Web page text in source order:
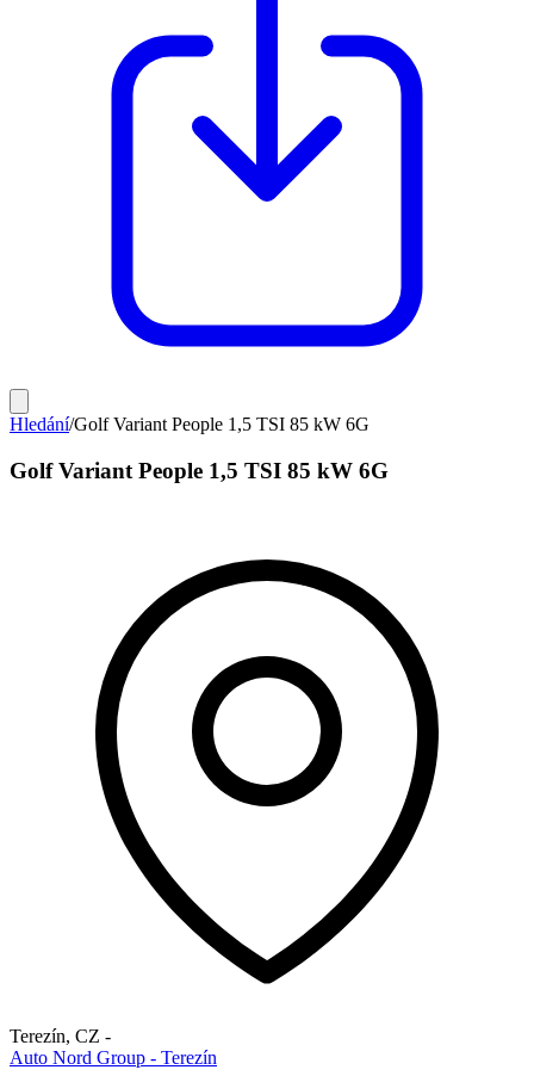
Hledání/Golf Variant People 1,5 TSI 85 kW 6G
Golf Variant People 1,5 TSI 85 kW 6G
Terezín, CZ -
Auto Nord Group - Terezín